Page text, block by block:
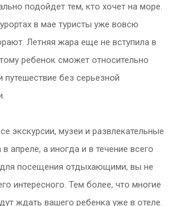
подойдет тем, кто хочет на море.
в мае туристы уже вовсю
Летняя жара еще не вступила в
ребенок сможет относительно
путешествие без серьезной
экскурсии, музеи и развлекательные
апреле, а иногда и в течение всего
посещения отдыхающими, вы не
интересного. Тем более, что многие
ждать вашего ребенка уже в отеле.